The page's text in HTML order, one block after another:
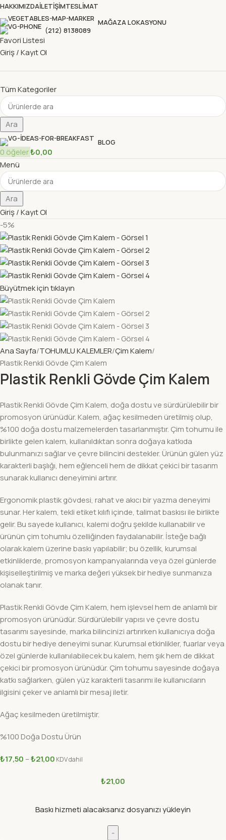
HAKKIMIZDAİLETIŞIMTESLIMAT
MAĞAZA LOKASYONU
(212) 8138089
Favori Listesi
Giriş / Kayıt Ol
Tüm Kategoriler
Ara
BLOG
0 öğeler₺0,00
Menü
Ara
Giriş / Kayıt Ol
-5%
Büyütmek için tıklayın
Ana Sayfa TOHUMLU KALEMLER Çim Kalem
Plastik Renkli Gövde Çim Kalem
Plastik Renkli Gövde Çim Kalem
Plastik Renkli Gövde Çim Kalem, doğa dostu ve sürdürülebilir bir
promosyon ürünüdür. Kalem, ağaç kesilmeden üretilmiş olup,
%100 doğa dostu malzemelerden tasarlanmıştır. Çim tohumu ile
birlikte gelen kalem, kullanıldıktan sonra doğaya katkıda
bulunmanızı sağlar ve çevre bilincini destekler. Ürünün gülen yüz
karakterli başlığı, hem eğlenceli hem de dikkat çekici bir tasarım
sunarak kullanıcı deneyimini artırır.
Ergonomik plastik gövdesi, rahat ve akıcı bir yazma deneyimi
sunar. Her kalem, tekli etiket kılıfı içinde, talimat baskısı ile birlikte
gelir. Bu sayede kullanıcı, kalemi doğru şekilde kullanabilir ve
ürünün çim tohumlu özelliğinden faydalanabilir. İsteğe bağlı
olarak kalem üzerine baskı yapılabilir; bu özellik, kurumsal
etkinliklerde, promosyon kampanyalarında veya özel günlerde
kişiselleştirilmiş ve marka değeri yüksek bir hediye sunmanıza
olanak tanır.
Plastik Renkli Gövde Çim Kalem, hem işlevsel hem de anlamlı bir
promosyon ürünüdür. Sürdürülebilir yapısı ve çevre dostu
tasarımı sayesinde, marka bilincinizi artırırken kullanıcıya doğa
dostu bir hediye deneyimi sunar. Kurumsal etkinlikler, fuarlar veya
özel günlerde kullanılabilecek bu kalem, hem şık hem de dikkat
çekici bir promosyon ürünüdür. Çim tohumu sayesinde doğaya
katkı sağlarken, gülen yüz karakterli tasarımı ile kullanıcıların
ilgisini çeker ve anlamlı bir mesaj iletir.
Ağaç kesilmeden üretilmiştir.
%100 Doğa Dostu Ürün
₺17,50 –₺21,00 KDV dahil
₺21,00
Baskı hizmeti alacaksanız dosyanızı yükleyin